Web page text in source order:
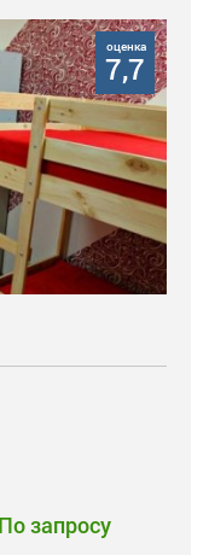
оценка
7,7
По запросу